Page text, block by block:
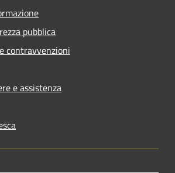
pubblica
contravvenzioni
e assistenza